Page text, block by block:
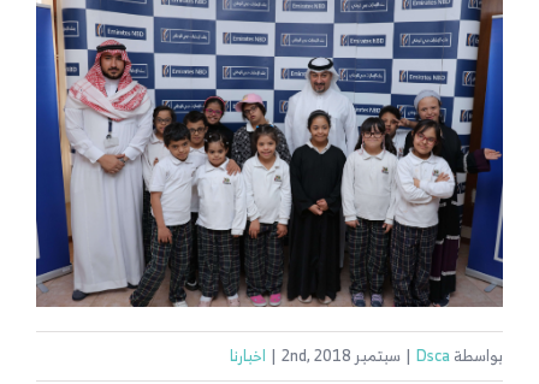
بواسطةDsca
| سبتمبر 2nd, 2018 | اخبارنا